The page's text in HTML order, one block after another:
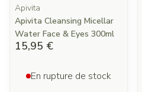
Apivita
Apivita Cleansing Micellar
Water Face & Eyes 300ml
15,95 €
En rupture de stock